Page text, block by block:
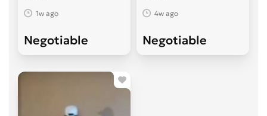
1w ago
Negotiable
4w ago
Negotiable